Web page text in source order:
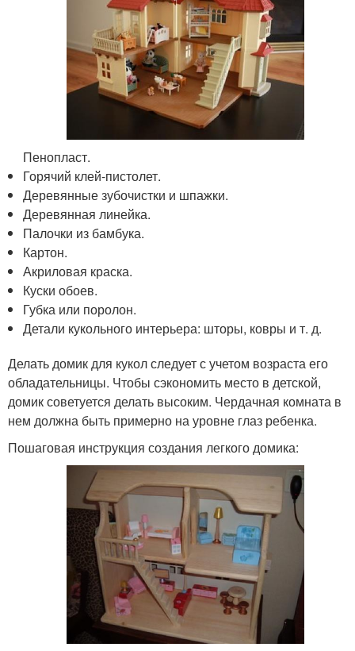
Пенопласт.
Горячий клей-пистолет.
Деревянные зубочистки и шпажки.
Деревянная линейка.
Палочки из бамбука.
Картон.
Акриловая краска.
Куски обоев.
Губка или поролон.
Детали кукольного интерьера: шторы, ковры и т. д.
Делать домик для кукол следует с учетом возраста его
обладательницы. Чтобы сэкономить место в детской,
домик советуется делать высоким. Чердачная комната в
нем должна быть примерно на уровне глаз ребенка.
Пошаговая инструкция создания легкого домика: